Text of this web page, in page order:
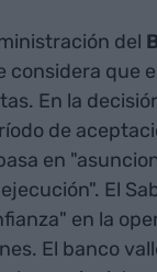
del
considera que
En la
de
en
El
en la
El banco